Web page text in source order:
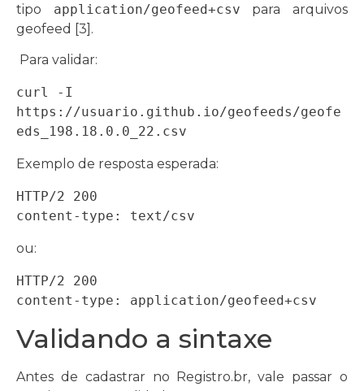
tipo application/geofeed+csv para arquivos
geofeed [3].
Para validar:
curl -I
https://usuario.github.io/geofeeds/geofe
eds_198.18.0.0_22.csv
Exemplo de resposta esperada:
HTTP/2 200
content-type: text/csv
ou:
HTTP/2 200
content-type: application/geofeed+csv
Validando a sintaxe
Antes de cadastrar no Registro.br, vale passar o